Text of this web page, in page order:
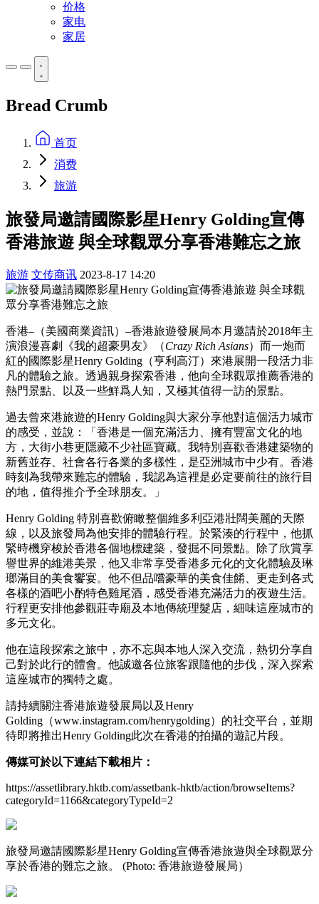
价格
家电
家居
Bread Crumb
首页
消费
旅游
旅發局邀請國際影星Henry Golding宣傳
香港旅遊 與全球觀眾分享香港難忘之旅
旅游 文传商讯 2023-8-17 14:20
香港–（美國商業資訊）–香港旅遊發展局本月邀請於2018年主
演浪漫喜劇《我的超豪男友》（Crazy Rich Asians）而一炮而
紅的國際影星Henry Golding（亨利高汀）來港展開一段活力非
凡的體驗之旅。透過親身探索香港，他向全球觀眾推薦香港的
熱門景點、以及一些鮮爲人知，又極其值得一訪的景點。
過去曾來港旅遊的Henry Golding與大家分享他對這個活力城市
的感受，並說：「香港是一個充滿活力、擁有豐富文化的地
方，大街小巷更隱藏不少社區寶藏。我特別喜歡香港建築物的
新舊並存、社會各行各業的多樣性，是亞洲城市中少有。香港
時刻為我帶來難忘的體驗，我認為這裡是必定要前往的旅行目
的地，值得推介予全球朋友。」
Henry Golding 特別喜歡俯瞰整個維多利亞港壯闊美麗的天際
線，以及旅發局為他安排的體驗行程。於緊湊的行程中，他抓
緊時機穿梭於香港各個地標建築，發掘不同景點。除了欣賞享
譽世界的維港美景，他又非常享受香港多元化的文化體驗及琳
瑯滿目的美食饗宴。他不但品嚐豪華的美食佳餚、更走到各式
各樣的酒吧小酌特色雞尾酒，感受香港充滿活力的夜遊生活。
行程更安排他參觀莊寺廟及本地傳統理髮店，細味這座城市的
多元文化。
他在這段探索之旅中，亦不忘與本地人深入交流，熱切分享自
己對於此行的體會。他誠邀各位旅客跟隨他的步伐，深入探索
這座城市的獨特之處。
請持續關注香港旅遊發展局以及Henry
Golding（www.instagram.com/henrygolding）的社交平台，並期
待即將推出Henry Golding此次在香港的拍攝的遊記片段。
傳媒可於以下連結下載相片：
https://assetlibrary.hktb.com/assetbank-hktb/action/browseItems?
categoryId=1166&categoryTypeId=2
旅發局邀請國際影星Henry Golding宣傳香港旅遊與全球觀眾分
享於香港的難忘之旅。 (Photo: 香港旅遊發展局）